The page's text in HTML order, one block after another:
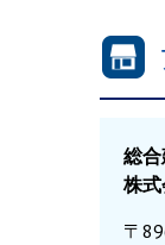
総
株
〒